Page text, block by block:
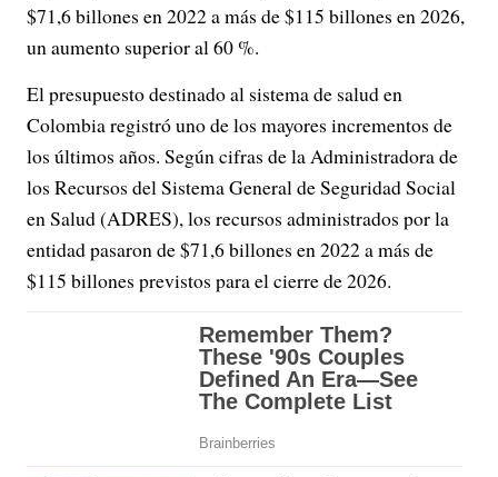
$71,6 billones en 2022 a más de $115 billones en 2026,
un aumento superior al 60 %.
El presupuesto destinado al sistema de salud en
Colombia registró uno de los mayores incrementos de
los últimos años. Según cifras de la Administradora de
los Recursos del Sistema General de Seguridad Social
en Salud (ADRES), los recursos administrados por la
entidad pasaron de $71,6 billones en 2022 a más de
$115 billones previstos para el cierre de 2026.